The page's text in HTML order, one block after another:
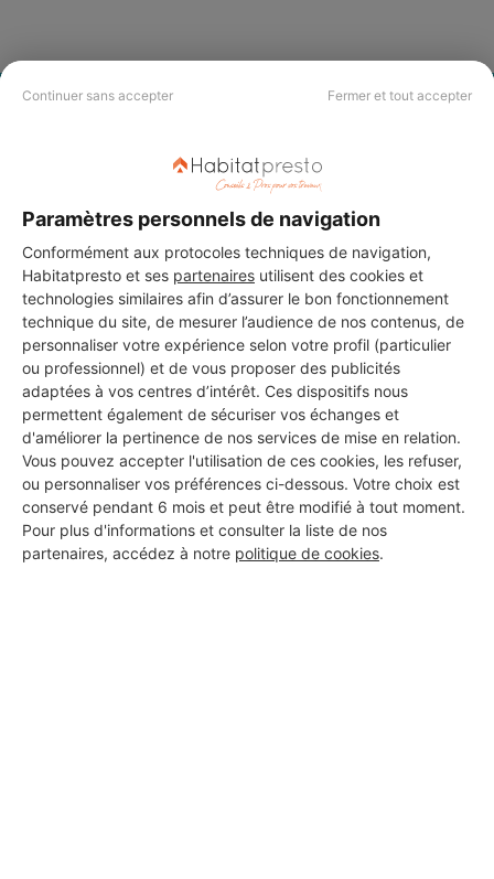
Continuer sans accepter Fermer et tout accepter
Paramètres personnels de navigation
Conformément aux protocoles techniques de navigation,
Habitatpresto et ses partenaires utilisent des cookies et
technologies similaires afin d’assurer le bon fonctionnement
technique du site, de mesurer l’audience de nos contenus, de
personnaliser votre expérience selon votre profil (particulier
ou professionnel) et de vous proposer des publicités
adaptées à vos centres d’intérêt. Ces dispositifs nous
permettent également de sécuriser vos échanges et
d'améliorer la pertinence de nos services de mise en relation.
Vous pouvez accepter l'utilisation de ces cookies, les refuser,
ou personnaliser vos préférences ci-dessous. Votre choix est
conservé pendant 6 mois et peut être modifié à tout moment.
Pour plus d'informations et consulter la liste de nos
partenaires, accédez à notre politique de cookies.
CHERCHER ?
Vous souhaitez réaliser des travaux et ne savez quel professionnel
professionnels partout en France.
DEMANDER UN DEVIS